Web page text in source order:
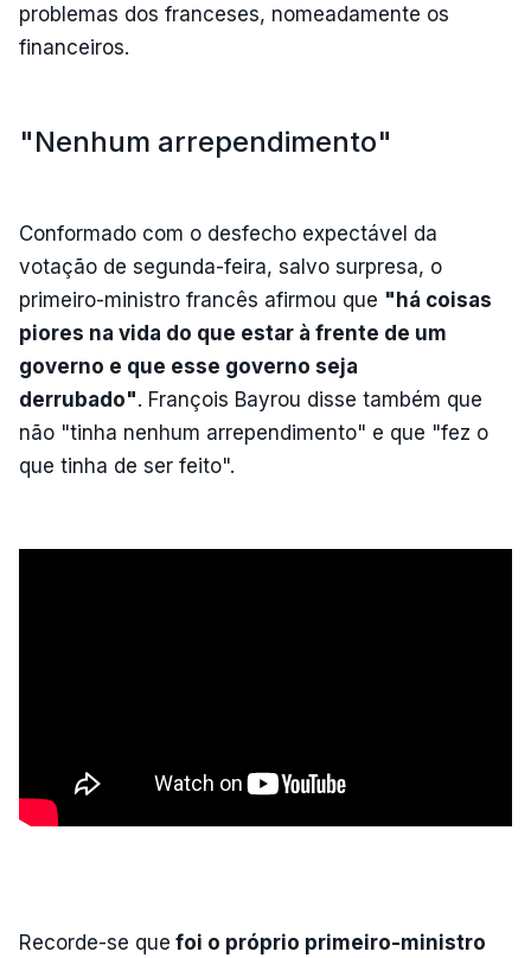
problemas dos franceses, nomeadamente os
financeiros.
"Nenhum arrependimento"
Conformado com o desfecho expectável da
votação de segunda-feira, salvo surpresa, o
primeiro-ministro francês afirmou que "há coisas
piores na vida do que estar à frente de um
governo e que esse governo seja
derrubado". François Bayrou disse também que
não "tinha nenhum arrependimento" e que "fez o
que tinha de ser feito".
Recorde-se que foi o próprio primeiro-ministro